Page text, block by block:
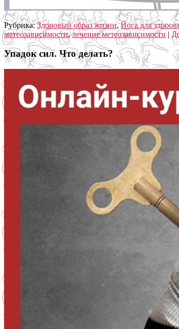
Рубрика: Здоровый образ жизни,Йога для
метеозависимости,лечение метеозависимости |
Упадок сил. Что делать?